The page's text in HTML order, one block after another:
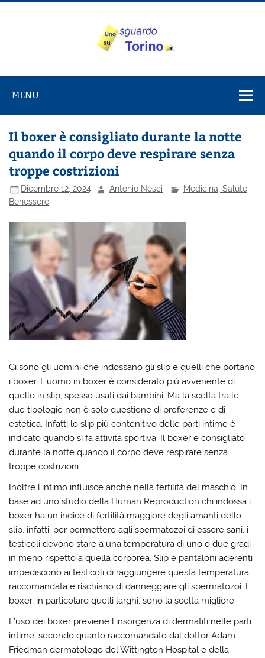
Salta
su Torino
MENU
Il boxer è consigliato durante la notte
quando il corpo deve respirare senza
troppe costrizioni
Dicembre 12, 2024 Antonio Nesci
Medicina, Salute,
Benessere
Ci sono gli uomini che indossano gli slip e quelli che portano
i boxer. L’uomo in boxer è considerato più avvenente di
quello in slip, spesso usati dai bambini. Ma la scelta tra le
due tipologie non è solo questione di preferenze e di
estetica. Infatti lo slip più contenitivo delle parti intime è
indicato quando si fa attività sportiva. Il boxer è consigliato
durante la notte quando il corpo deve respirare senza
troppe costrizioni.
Inoltre l’intimo influisce anche nella fertilità del maschio. In
base ad uno studio della Human Reproduction chi indossa i
boxer ha un indice di fertilità maggiore degli amanti dello
slip, infatti, per permettere agli spermatozoi di essere sani, i
testicoli devono stare a una temperatura di uno o due gradi
in meno rispetto a quella corporea. Slip e pantaloni aderenti
impediscono ai testicoli di raggiungere questa temperatura
raccomandata e rischiano di danneggiare gli spermatozoi. I
boxer, in particolare quelli larghi, sono la scelta migliore.
L’uso dei boxer previene l’insorgenza di dermatiti nelle parti
intime, secondo quanto raccomandato dal dottor Adam
Friedman dermatologo del Wittington Hospital e della